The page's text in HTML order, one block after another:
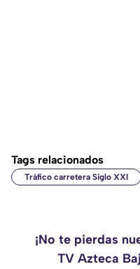
Tags relacionados
Tráfico carretera Siglo XXI
¡No te pierdas
TV Azteca